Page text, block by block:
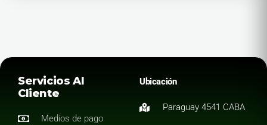
Servicios Al
Cliente
Medios de pago
Ubicación
Paraguay 4541 CABA